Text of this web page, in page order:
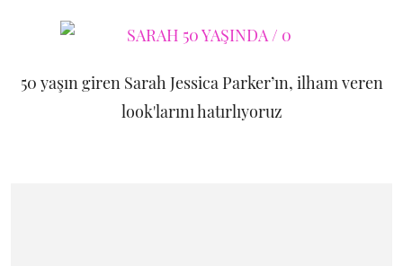
50 yaşın giren Sarah Jessica Parker’ın, ilham veren
look'larını hatırlıyoruz